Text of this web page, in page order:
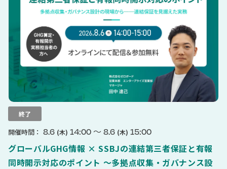
終了
開催時間： 8.6 (木) 14:00 〜 8.6 (木) 15:00
グローバルGHG情報 × SSBJの連結第三者保証と有報
同時開示対応のポイント 〜多拠点収集・ガバナンス設